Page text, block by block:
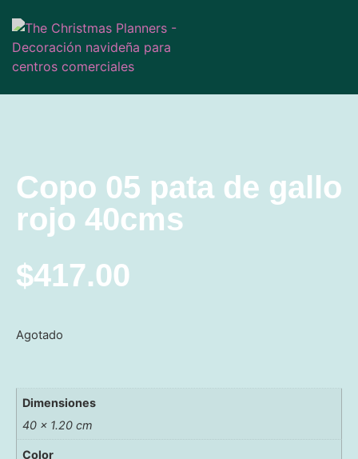
Copo 05 pata de gallo
rojo 40cms
$417.00
Agotado
Dimensiones
40 × 1.20 cm
Color